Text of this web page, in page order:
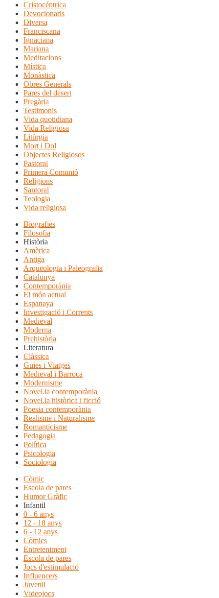
Cristocéntrica
Devocionaris
Diversa
Franciscana
Ignaciana
Mariana
Meditacions
Mística
Monàstica
Obres Generals
Pares del desert
Pregària
Testimonis
Vida quotidiana
Vida Religiosa
Litúrgia
Mort i Dol
Objectes Religiosos
Pastoral
Primera Comunió
Religions
Santoral
Teologia
Vida religiosa
Biografies
Filosofia
Història
Amèrica
Antiga
Arqueologia i Paleografia
Catalunya
Contemporània
El món actual
Espanaya
Investigació i Corrents
Medieval
Moderna
Prehistòria
Literatura
Clàssica
Guies i Viatges
Medieval i Barroca
Modernisme
Novel.la contemporània
Novel.la històrica i ficció
Poesia contemporània
Realisme i Naturalisme
Romanticisme
Pedagogia
Política
Psicologia
Sociologia
Còmic
Escola de pares
Humor Gràfic
Infantil
0 - 6 anys
12 - 18 anys
6 - 12 anys
Còmics
Entreteniment
Escola de pares
Jocs d'estimulació
Influencers
Juvenil
Videojocs